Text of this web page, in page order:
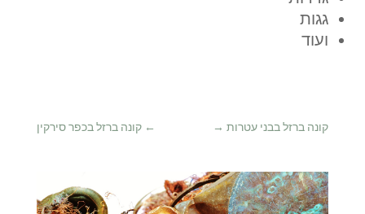
גגות
ועוד
←קונה ברזל בכפר סירקין קונה ברזל בבני עטרות→